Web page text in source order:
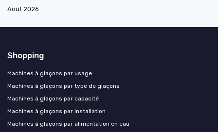
Août 2026
Shopping
Machines à glaçons par usage
Machines à glaçons par type de glaçons
Machines à glaçons par capacité
Machines à glaçons par installation
Machines à glaçons par alimentation en eau